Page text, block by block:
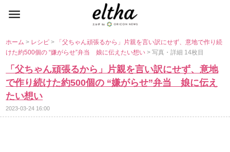
ホーム> レシピ>
「父ちゃん頑張るから」片親を言い訳にせず、意地で作り続
けた約500個の “嫌がらせ”弁当 娘に伝えたい想い> 写真・詳細 14枚目
「父ちゃん頑張るから」片親を言い訳にせず、意地
で作り続けた約500個の “嫌がらせ”弁当 娘に伝え
たい想い
2023-03-24 16:00